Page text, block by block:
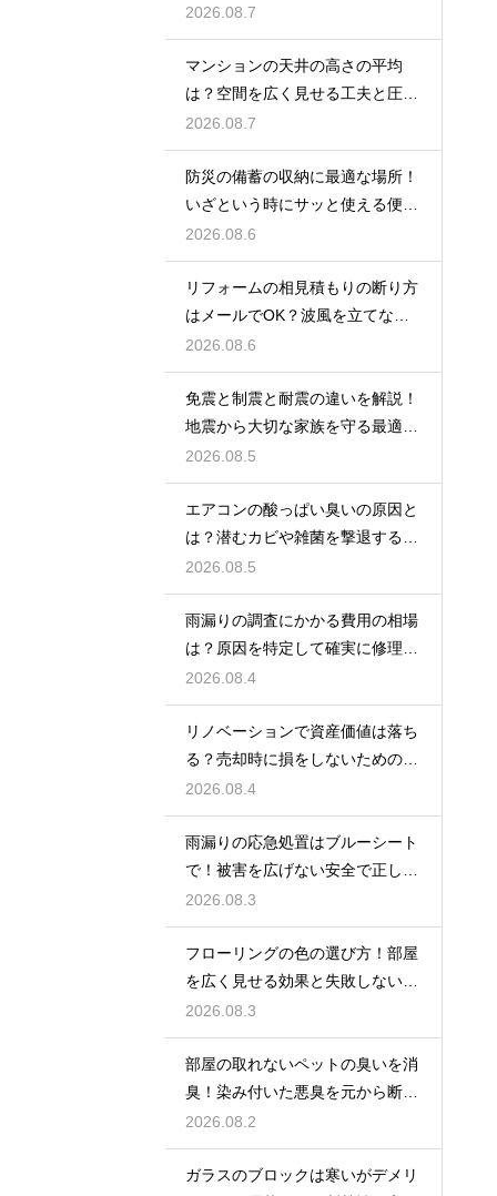
の作り方
2026.08.7
マンションの天井の高さの平均
は？空間を広く見せる工夫と圧迫
感を無くす技
2026.08.7
防災の備蓄の収納に最適な場所！
いざという時にサッと使える便利
ストック術
2026.08.6
リフォームの相見積もりの断り方
はメールでOK？波風を立てない
丁寧な文面
2026.08.6
免震と制震と耐震の違いを解説！
地震から大切な家族を守る最適な
住宅の構造
2026.08.5
エアコンの酸っぱい臭いの原因と
は？潜むカビや雑菌を撃退するお
手入れ術
2026.08.5
雨漏りの調査にかかる費用の相場
は？原因を特定して確実に修理す
るプロの技
2026.08.4
リノベーションで資産価値は落ち
る？売却時に損をしないための重
要な注意点
2026.08.4
雨漏りの応急処置はブルーシート
で！被害を広げない安全で正しい
張り方
2026.08.3
フローリングの色の選び方！部屋
を広く見せる効果と失敗しないイ
ンテリア術
2026.08.3
部屋の取れないペットの臭いを消
臭！染み付いた悪臭を元から断つ
お掃除術
2026.08.2
ガラスのブロックは寒いがデメリ